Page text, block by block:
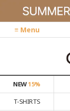
≡ Menu
NEW15%
T-SHIRTS